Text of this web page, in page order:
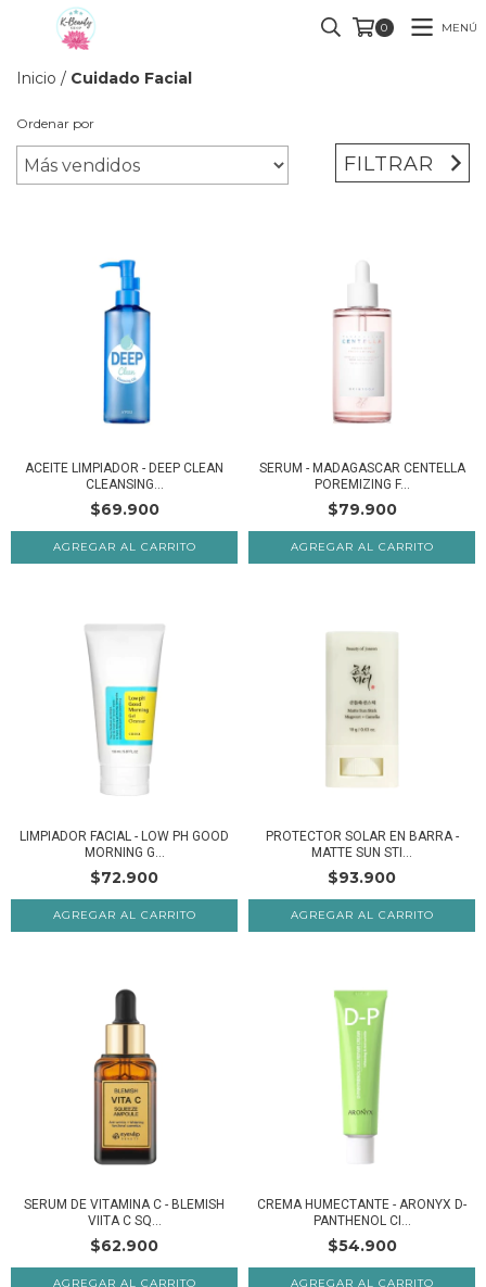
0 MENÚ
Inicio / Cuidado Facial
Ordenar por
FILTRAR
ACEITE LIMPIADOR - DEEP CLEAN
CLEANSING...
$69.900
SERUM - MADAGASCAR CENTELLA
POREMIZING F...
$79.900
AGREGAR AL CARRITO
LIMPIADOR FACIAL - LOW PH GOOD
MORNING G...
$72.900
PROTECTOR SOLAR EN BARRA -
MATTE SUN STI...
$93.900
SERUM DE VITAMINA C - BLEMISH
VIITA C SQ...
$62.900
CREMA HUMECTANTE - ARONYX D-
PANTHENOL CI...
$54.900